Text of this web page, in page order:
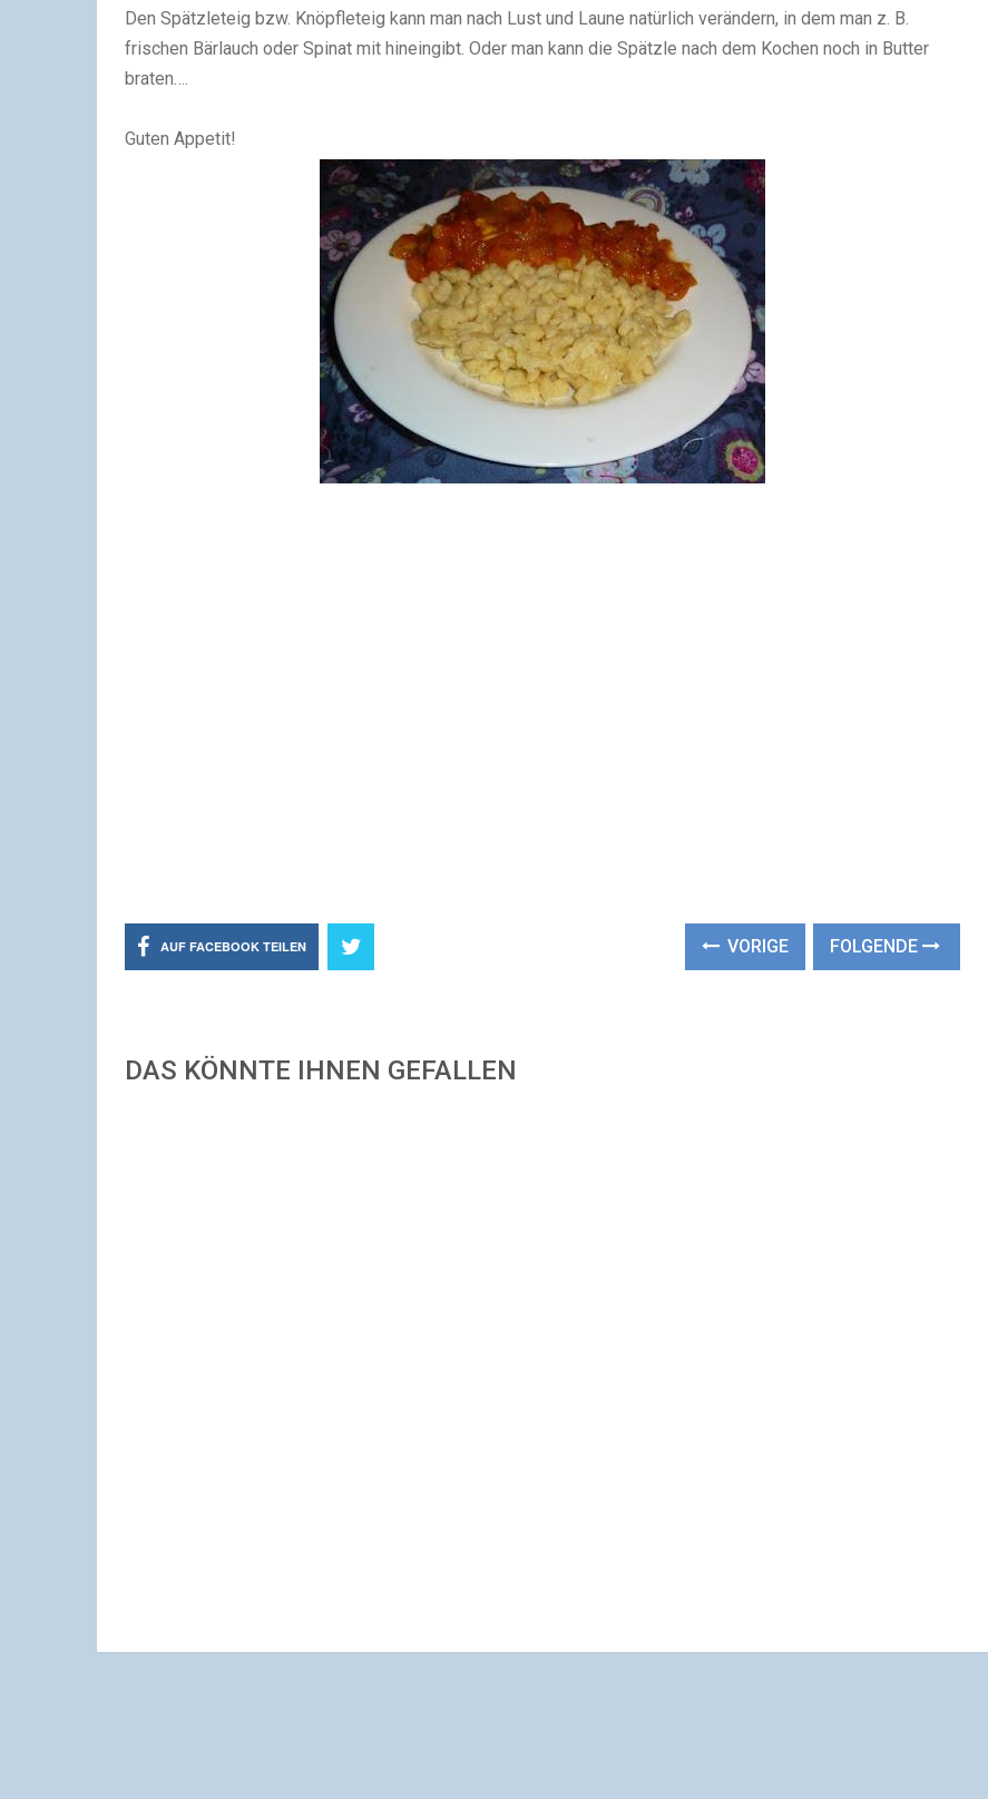
Den Spätzleteig bzw. Knöpfleteig kann man nach Lust und Laune natürlich verändern, in dem man z. B.
frischen Bärlauch oder Spinat mit hineingibt. Oder man kann die Spätzle nach dem Kochen noch in Butter
braten….
Guten Appetit!
AUF FACEBOOK TEILEN VORIGE FOLGENDE
DAS KÖNNTE IHNEN GEFALLEN